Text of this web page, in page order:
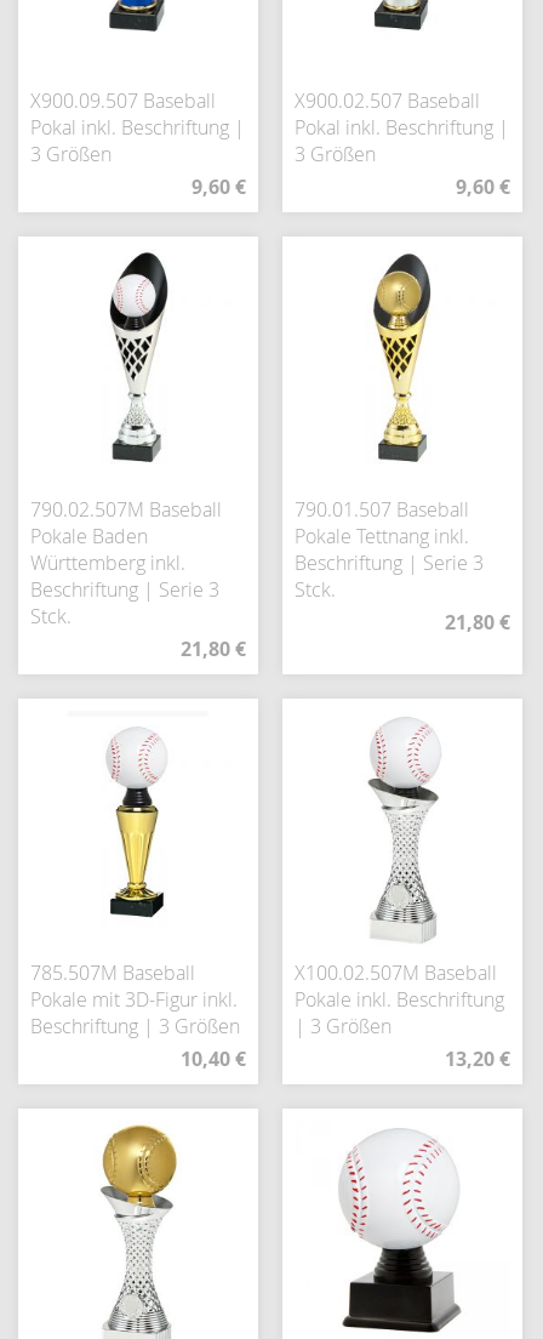
X900.09.507 Baseball
Pokal inkl. Beschriftung |
3 Größen
9,60 €
X900.02.507 Baseball
Pokal inkl. Beschriftung |
3 Größen
9,60 €
790.02.507M Baseball
Pokale Baden
Württemberg inkl.
Beschriftung | Serie 3
Stck.
21,80 €
790.01.507 Baseball
Pokale Tettnang inkl.
Beschriftung | Serie 3
Stck.
21,80 €
785.507M Baseball
Pokale mit 3D-Figur inkl.
Beschriftung | 3 Größen
10,40 €
X100.02.507M Baseball
Pokale inkl. Beschriftung
| 3 Größen
13,20 €